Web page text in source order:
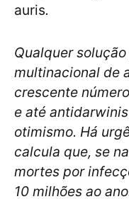
auris.
Qualquer
multinacional de
crescente
e até
otimismo. Há
calcula que, se
mortes por
10 milhões ao